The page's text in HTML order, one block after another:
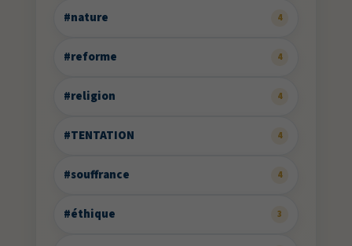
#nature 4
#reforme 4
#religion 4
#TENTATION 4
#souffrance 4
#éthique 3